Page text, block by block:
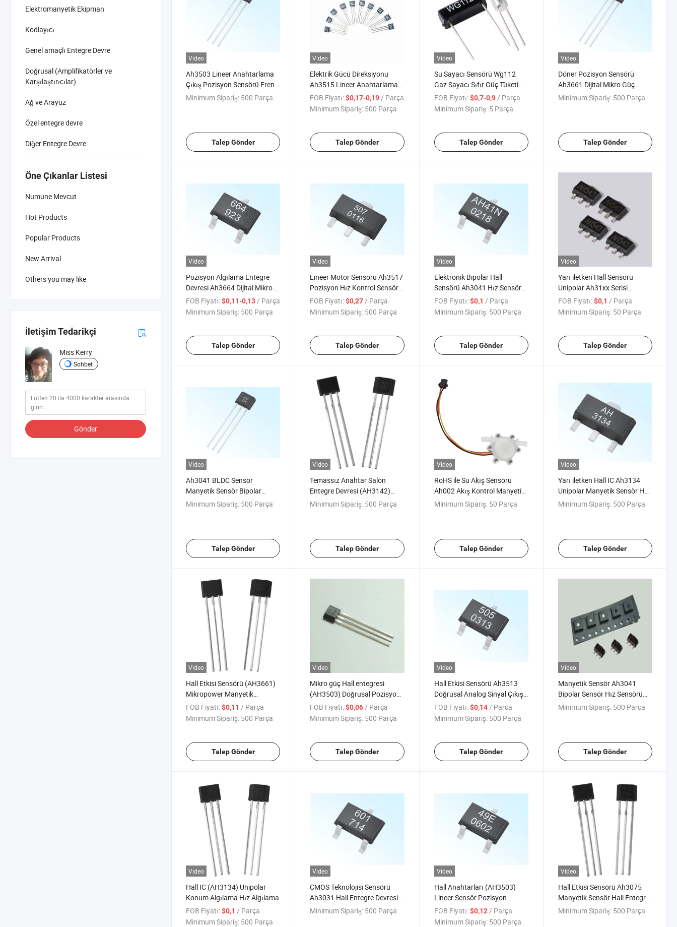
Elektromanyetik Ekipman
Kodlayıcı
Genel amaçlı Entegre Devre
Doğrusal (Amplifikatörler ve
Karşılaştırıcılar)
Ağ ve Arayüz
Özel entegre devre
Diğer Entegre Devre
Öne Çıkanlar Listesi
Numune Mevcut
Hot Products
Popular Products
New Arrival
Others you may like
İletişim Tedarikçi
Miss Kerry
Sohbet
Gönder
Video
Ah3503 Lineer Anahtarlama
Çıkış Pozisyon Sensörü Fren
Işığı Uyandırma Anahtarı
Minimum Sipariş: 500 Parça
Talep Gönder
Video
Elektrik Gücü Direksiyonu
Ah3515 Lineer Anahtarlama
Çıkışı Hall Etkisi Entegre
Devresi
FOB Fiyatı: $0,17-0,19 / Parça
Minimum Sipariş: 500 Parça
Talep Gönder
Video
Su Sayacı Sensörü Wg112
Gaz Sayacı Sıfır Güç Tüketimi
Wiegand Sensörü
FOB Fiyatı: $0,7-0,9 / Parça
Minimum Sipariş: 5 Parça
Talep Gönder
Video
Döner Pozisyon Sensörü
Ah3661 Dijital Mikro Güç
Omnipolar Pozisyon Algılama
Minimum Sipariş: 500 Parça
Talep Gönder
Video
Pozisyon Algılama Entegre
Devresi Ah3664 Dijital Mikro
Güç Omnipolar Hall Etkisi
Anahtarı BLDC Kontrol
FOB Fiyatı:$0,11-0,13 / Parça
Minimum Sipariş: 500 Parça
Talep Gönder
Video
Lineer Motor Sensörü Ah3517
Pozisyon Hız Kontrol Sensörü
BLDC Motor için
FOB Fiyatı: $0,27 / Parça
Minimum Sipariş: 500 Parça
Talep Gönder
Video
Elektronik Bipolar Hall
Sensörü Ah3041 Hız Sensörü
Elektronik Bileşen
FOB Fiyatı: $0,1 / Parça
Minimum Sipariş: 500 Parça
Talep Gönder
Video
Yarı iletken Hall Sensörü
Unipolar Ah31xx Serisi
Elektronik
FOB Fiyatı: $0,1 / Parça
Minimum Sipariş: 50 Parça
Talep Gönder
Video
Ah3041 BLDC Sensör
Manyetik Sensör Bipolar
Sensör Transdüktör
Minimum Sipariş: 500 Parça
Talep Gönder
Video
Temassız Anahtar Salon
Entegre Devresi (AH3142)
Otomotiv Ateşleyici Otomatik
Minimum Sipariş: 500 Parça
Talep Gönder
Video
RoHS ile Su Akış Sensörü
Ah002 Akış Kontrol Manyetik
Sensörü
Minimum Sipariş: 50 Parça
Talep Gönder
Video
Yarı iletken Hall IC Ah3134
Unipolar Manyetik Sensör Hall
Anahtarı
Minimum Sipariş: 500 Parça
Talep Gönder
Video
Hall Etkisi Sensörü (AH3661)
Mikropower Manyetik
Omnipolar Latch Sensörü
FOB Fiyatı:$0,11 / Parça
Minimum Sipariş: 500 Parça
Talep Gönder
Video
Mikro güç Hall entegresi
(AH3503) Doğrusal Pozisyon
Sensörü Manyetik Sensör
Fırçasız Motor için
FOB Fiyatı: $0,06/ Parça
Minimum Sipariş: 500 Parça
Talep Gönder
Video
Hall Etkisi Sensörü Ah3513
Doğrusal Analog Sinyal Çıkışı
Hall Anahtarı
FOB Fiyatı: $0,14/ Parça
Minimum Sipariş: 500 Parça
Talep Gönder
Video
Manyetik Sensör Ah3041
Bipolar Sensör Hız Sensörü
Latching Sensörü
Minimum Sipariş: 500 Parça
Talep Gönder
Video
Hall IC (AH3134) Unipolar
Konum Algılama Hız Algılama
FOB Fiyatı:$0,1 / Parça
Minimum Sipariş: 500 Parça
Video
CMOS Teknolojisi Sensörü
Ah3031 Hall Entegre Devresi
Bipolar Hız Algılama
Minimum Sipariş: 500 Parça
Video
Hall Anahtarları (AH3503)
Lineer Sensör Pozisyon
Sensörü
FOB Fiyatı: $0,12 / Parça
Minimum Sipariş: 500 Parça
Video
Hall Etkisi Sensörü Ah3075
Manyetik Sensör Hall Entegre
Devre Hız Sensörü BLDC
Motor Pozisyon Sensörü
Minimum Sipariş: 500 Parça